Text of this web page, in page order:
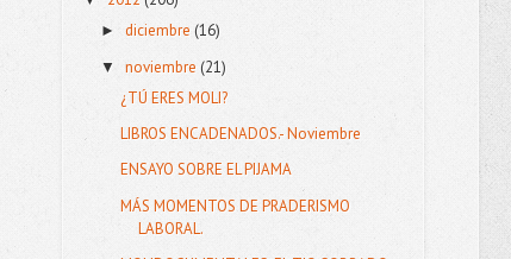
►diciembre(16)
▼noviembre (21)
¿TÚ ERES MOLI?
LIBROS ENCADENADOS.- Noviembre
ENSAYO SOBRE EL PIJAMA
MÁS MOMENTOS DE PRADERISMO
LABORAL.